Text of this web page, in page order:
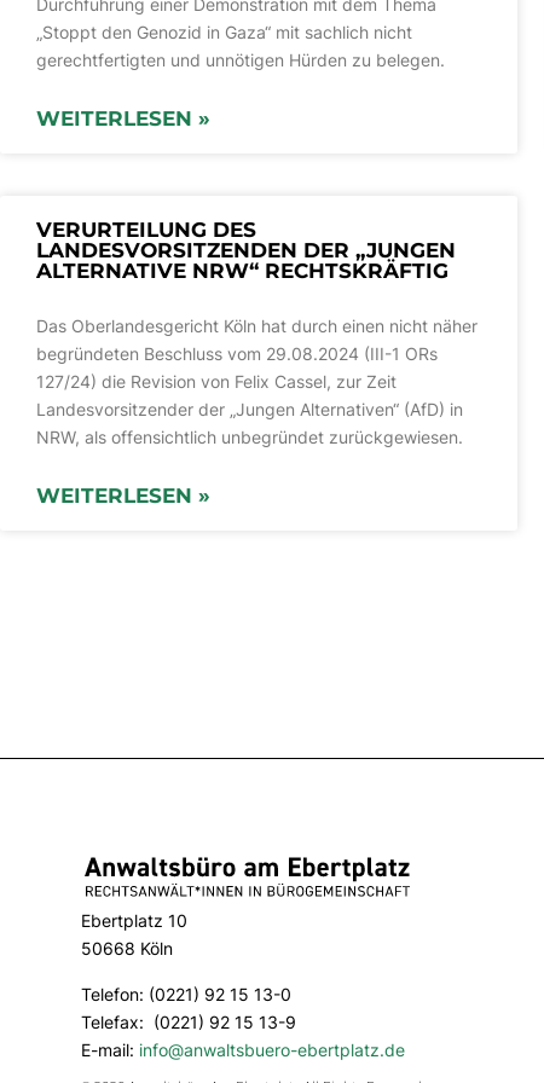
Durchführung einer Demonstration mit dem Thema
„Stoppt den Genozid in Gaza“ mit sachlich nicht
gerechtfertigten und unnötigen Hürden zu belegen.
WEITERLESEN »
VERURTEILUNG DES
LANDESVORSITZENDEN DER „JUNGEN
ALTERNATIVE NRW“ RECHTSKRÄFTIG
Das Oberlandesgericht Köln hat durch einen nicht näher
begründeten Beschluss vom 29.08.2024 (III-1 ORs
127/24) die Revision von Felix Cassel, zur Zeit
Landesvorsitzender der „Jungen Alternativen“ (AfD) in
NRW, als offensichtlich unbegründet zurückgewiesen.
WEITERLESEN »
Ebertplatz 10
50668 Köln
Telefon: (0221) 92 15 13-0
Telefax: (0221) 92 15 13-9
E-mail: info@anwaltsbuero-ebertplatz.de